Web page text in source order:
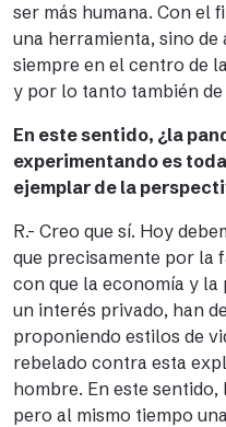
ser más humana. Con el
una herramienta, sino de
siempre en el centro de
y por lo tanto también
En este sentido, ¿la
experimentando es
ejemplar de la
R.- Creo que sí. Hoy
que precisamente por la
con que la economía y
un interés privado, han
proponiendo estilos de
rebelado contra esta
hombre. En este sentido,
pero al mismo tiempo